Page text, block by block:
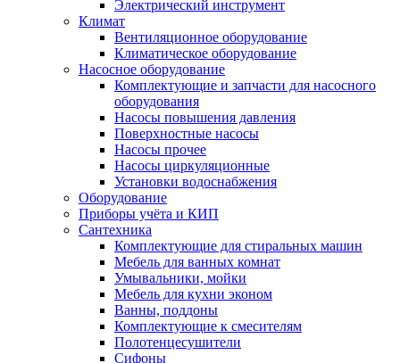
Электрический инструмент
Климат
Вентиляционное оборудование
Климатическое оборудование
Насосное оборудование
Комплектующие и запчасти для насосного
оборудования
Насосы повышения давления
Поверхностные насосы
Насосы прочее
Насосы циркуляционные
Установки водоснабжения
Оборудование
Приборы учёта и КИП
Сантехника
Комплектующие для стиральных машин
Мебель для ванных комнат
Умывальники, мойки
Мебель для кухни эконом
Ванны, поддоны
Комплектующие к смесителям
Полотенцесушители
Сифоны